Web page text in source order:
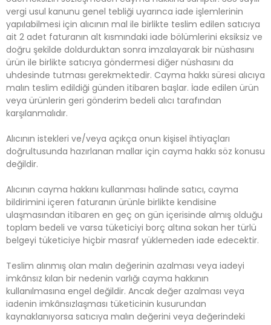
vergi usul kanunu genel tebliği uyarınca iade işlemlerinin
yapılabilmesi için alıcının mal ile birlikte teslim edilen satıcıya
ait 2 adet faturanın alt kısmındaki iade bölümlerini eksiksiz ve
doğru şekilde doldurduktan sonra imzalayarak bir nüshasını
ürün ile birlikte satıcıya göndermesi diğer nüshasını da
uhdesinde tutması gerekmektedir. Cayma hakkı süresi alıcıya
malın teslim edildiği günden itibaren başlar. İade edilen ürün
veya ürünlerin geri gönderim bedeli alıcı tarafından
karşılanmalıdır.
Alıcının istekleri ve/veya açıkça onun kişisel ihtiyaçları
doğrultusunda hazırlanan mallar için cayma hakkı söz konusu
değildir.
Alıcının cayma hakkını kullanması halinde satıcı, cayma
bildirimini içeren faturanın ürünle birlikte kendisine
ulaşmasından itibaren en geç on gün içerisinde almış olduğu
toplam bedeli ve varsa tüketiciyi borç altına sokan her türlü
belgeyi tüketiciye hiçbir masraf yüklemeden iade edecektir.
Teslim alınmış olan malın değerinin azalması veya iadeyi
imkânsız kılan bir nedenin varlığı cayma hakkının
kullanılmasına engel değildir. Ancak değer azalması veya
iadenin imkânsızlaşması tüketicinin kusurundan
kaynaklanıyorsa satıcıya malın değerini veya değerindeki